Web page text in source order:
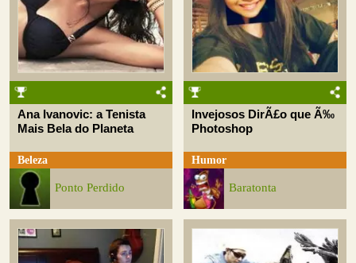
Ana Ivanovic: a Tenista
Mais Bela do Planeta
Beleza
Ponto Perdido
Invejosos DirÃ£o que Ã‰
Photoshop
Humor
Baratonta